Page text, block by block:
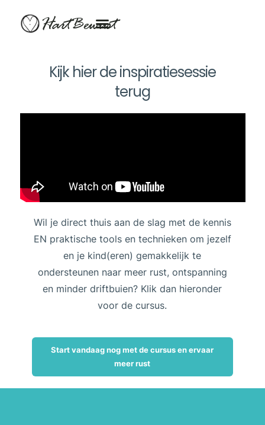
HartBewust
Kijk hier de inspiratiesessie
terug
Wil je direct thuis aan de slag met de kennis
EN praktische tools en technieken om jezelf
en je kind(eren) gemakkelijk te
ondersteunen naar meer rust, ontspanning
en minder driftbuien? Klik dan hieronder
voor de cursus.
Start vandaag nog met de cursus en ervaar
meer rust